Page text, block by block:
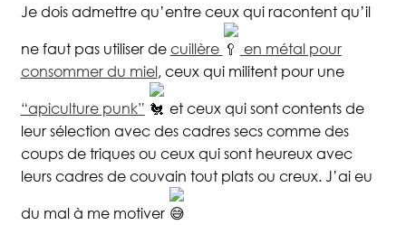
Accueil Boutique
Je dois admettre qu’entre ceux qui racontent qu’il
ne faut pas utiliser decuillère
en métal pour
consommer du miel, ceux qui militent pour une
“apiculture punk”
et ceux qui sont contents de
leur sélection avec des cadres secs comme des
coups de triques ou ceux qui sont heureux avec
leurs cadres de couvain tout plats ou creux. J’ai eu
du mal à me motiver